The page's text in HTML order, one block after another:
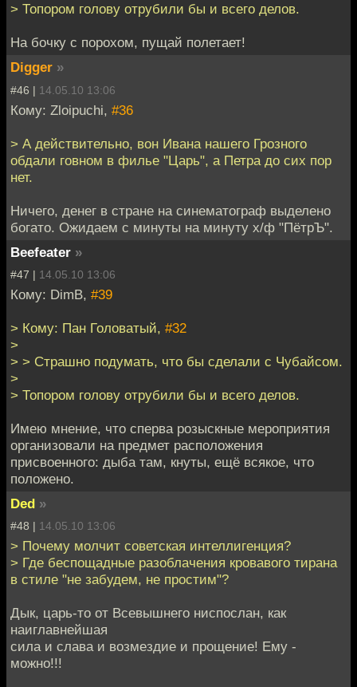
> Топором голову отрубили бы и всего делов.
На бочку с порохом, пущай полетает!
Digger »
#46 | 14.05.10 13:06
Кому: Zloipuchi, #36
> А действительно, вон Ивана нашего Грозного
обдали говном в филье "Царь", а Петра до сих пор
нет.
Ничего, денег в стране на синематограф выделено
богато. Ожидаем с минуты на минуту х/ф "ПётрЪ".
Beefeater »
#47 | 14.05.10 13:06
Кому: DimB, #39
> Кому: Пан Головатый, #32
>
> > Страшно подумать, что бы сделали с Чубайсом.
>
> Топором голову отрубили бы и всего делов.
Имею мнение, что сперва розыскные мероприятия
организовали на предмет расположения
присвоенного: дыба там, кнуты, ещё всякое, что
положено.
Ded »
#48 | 14.05.10 13:06
> Почему молчит советская интеллигенция?
> Где беспощадные разоблачения кровавого тирана
в стиле "не забудем, не простим"?
Дык, царь-то от Всевышнего ниспослан, как
наиглавнейшая
сила и слава и возмездие и прощение! Ему -
можно!!!